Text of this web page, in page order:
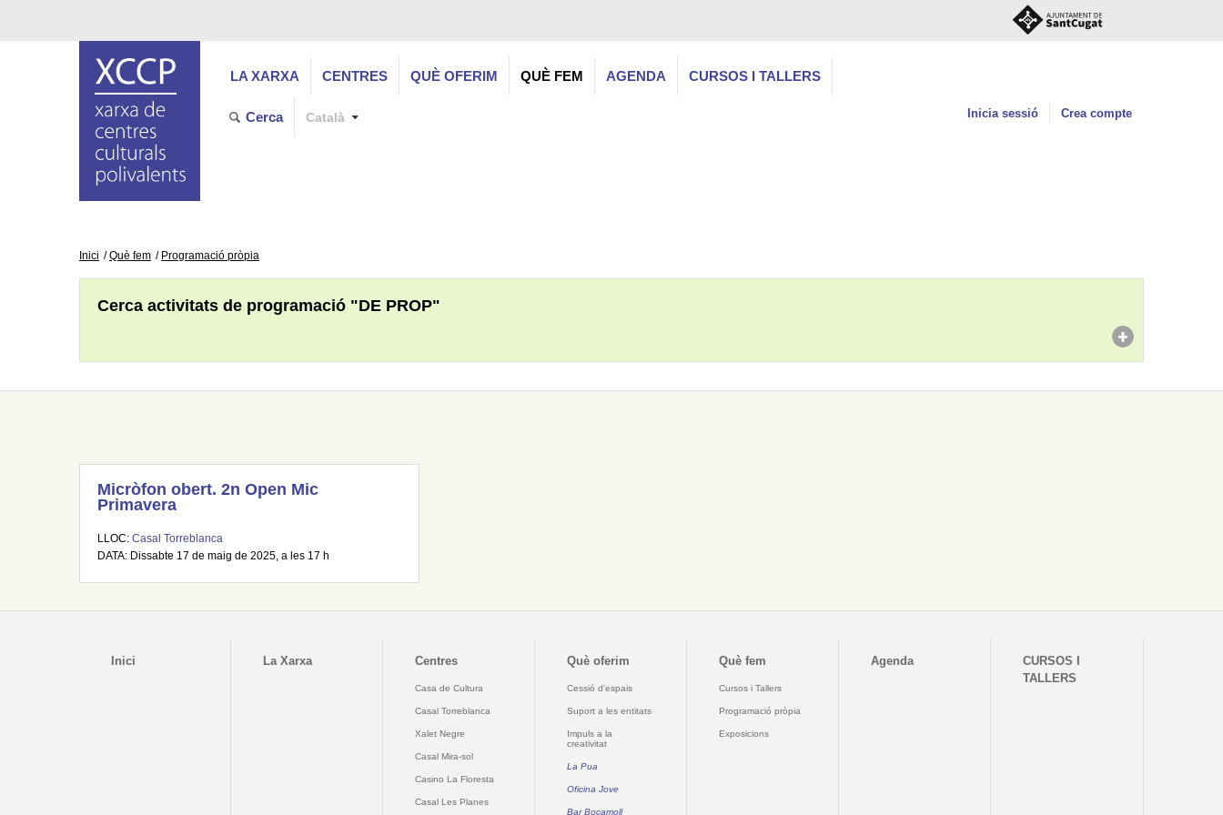
LA XARXA CENTRES QUÈ OFERIM QUÈ FEM AGENDA CURSOS I TALLERS
Cerca Català Inicia sessió Crea compte
Inici Què fem Programació pròpia
Cerca activitats de programació "DE PROP"
Micròfon obert. 2n Open Mic
Primavera
LLOC: Casal Torreblanca
DATA: Dissabte 17 de maig de 2025, a les 17 h
Inici La Xarxa Centres
Casa de Cultura
Casal Torreblanca
Xalet Negre
Casal Mira-sol
Casino La Floresta
Casal Les Planes
Què oferim
Cessió d'espais
Suport a les entitats
Impuls a la
creativitat
La Pua
Oficina Jove
Bar Bocamoll
Què fem
Cursos i Tallers
Programació pròpia
Exposicions
Agenda
CURSOS I
TALLERS